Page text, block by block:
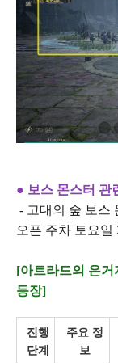
● 보스 몬스터 관
- 고대의 숲 보스
오픈 주차 토요일
[아트라드의 은거
등장]
진행
단계
주요 정
보